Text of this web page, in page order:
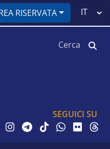
RISERVATA
Select
SEGUICI SU